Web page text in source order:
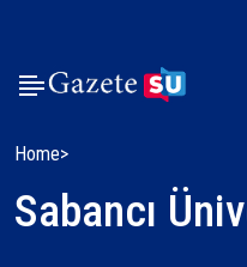
Home
Sabancı